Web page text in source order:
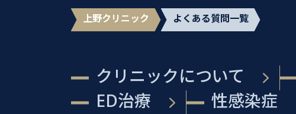
上野クリニック よくある質問一覧
クリニックについて
ED治療
性感染症